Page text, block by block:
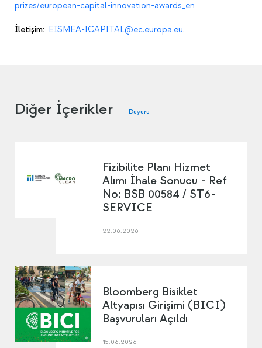
prizes/european-capital-innovation-awards_en
İletişim: EISMEA-ICAPITAL@ec.europa.eu.
Diğer İçerikler Duyuru
Fizibilite Planı Hizmet
Alımı İhale Sonucu - Ref
No: BSB 00584 / ST6-
SERVICE
22.06.2026
Bloomberg Bisiklet
Altyapısı Girişimi (BICI)
Başvuruları Açıldı
15.06.2026